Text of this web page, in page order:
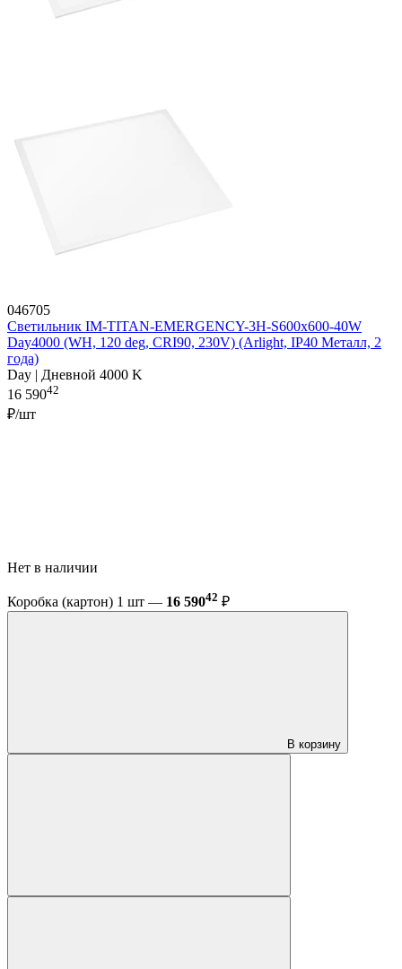
046705
Светильник IM-TITAN-EMERGENCY-3H-S600x600-40W
Day4000 (WH, 120 deg, CRI90, 230V) (Arlight, IP40 Металл, 2
года)
Day | Дневной 4000 K
16 59042
₽/шт
Нет в наличии
Коробка (картон) 1 шт — 16 59042 ₽
В корзину